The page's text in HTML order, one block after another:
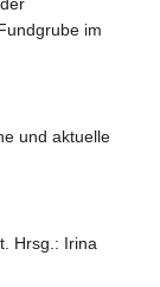
im
und aktuelle
Hrsg.: Irina